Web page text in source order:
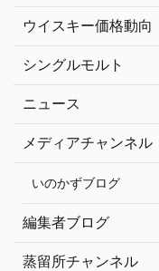
ウイスキー価格動向
シングルモルト
ニュース
メディアチャンネル
いのかずブログ
編集者ブログ
蒸留所チャンネル